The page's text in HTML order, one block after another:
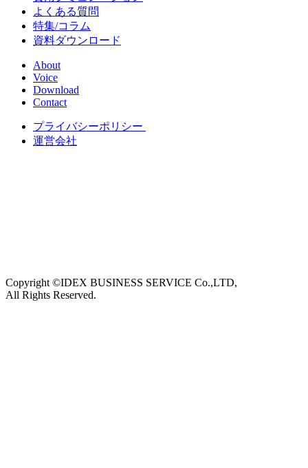
よくある質問
特集/コラム
資料ダウンロード
About
Voice
Download
Contact
プライバシーポリシー
運営会社
Copyright ©IDEX BUSINESS SERVICE Co.,LTD,
All Rights Reserved.